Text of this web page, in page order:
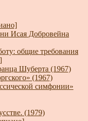
Исая Добровейна
общие требования
Шуберта (1967)
(1967)
симфонии»
(1979)